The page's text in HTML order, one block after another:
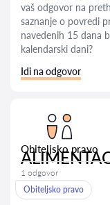
vaš odgovor na
saznanje o povredi
navedenih 15 dana
kalendarski dani?
Idi na odgovor
Obiteljsko pravo
1 odgovor
Obiteljsko pravo